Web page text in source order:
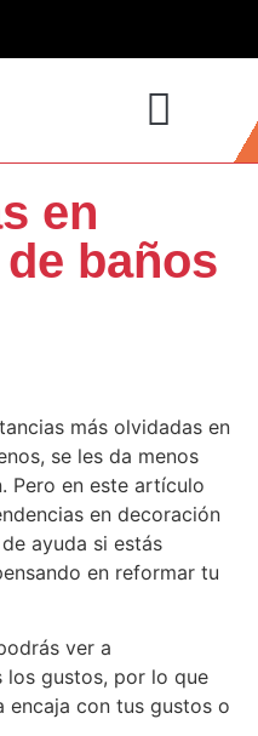
en
baños
más olvidadas en
se les da menos
Pero en este artículo
en decoración
ayuda si estás
en reformar tu
ver a
gustos, por lo que
encaja con tus gustos o